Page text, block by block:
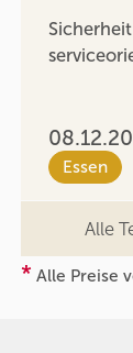
Essen
Alle
* Alle Preise